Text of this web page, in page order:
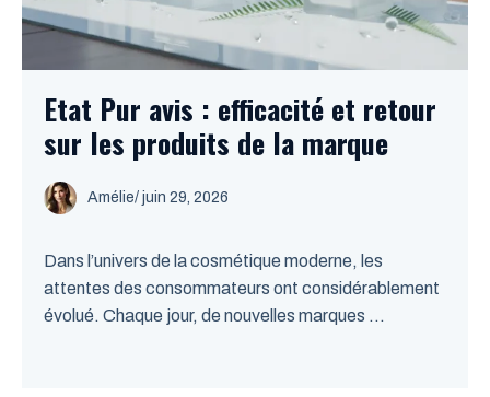
Etat Pur avis : efficacité et retour
sur les produits de la marque
Amélie/ juin 29, 2026
Dans l’univers de la cosmétique moderne, les
attentes des consommateurs ont considérablement
évolué. Chaque jour, de nouvelles marques ...